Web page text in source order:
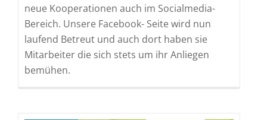
neue Kooperationen auch im Socialmedia-
Bereich. Unsere Facebook- Seite wird nun
laufend Betreut und auch dort haben sie
Mitarbeiter die sich stets um ihr Anliegen
bemühen.